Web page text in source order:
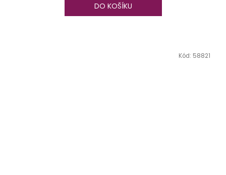
DO KOŠÍKU
Kód: 58821